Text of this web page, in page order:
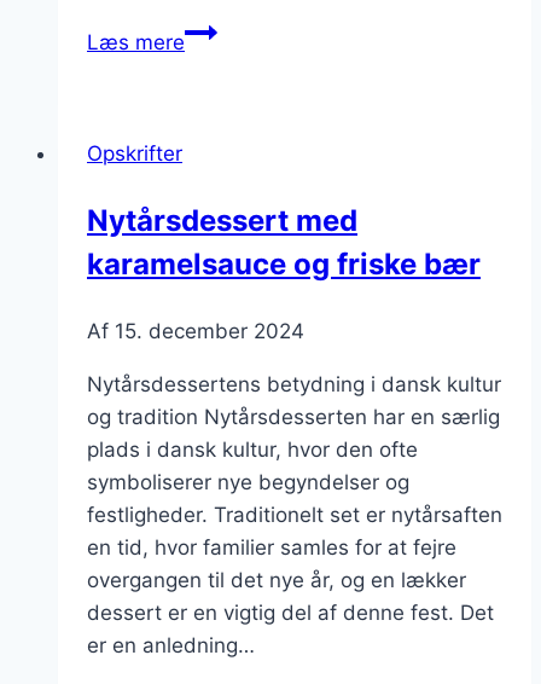
Læs mereNytårsdessert
Opskrifter
Nytårsdessert med
karamelsauce og friske bær
Af 15. december 2024
Nytårsdessertens betydning i dansk kultur
og tradition Nytårsdesserten har en særlig
plads i dansk kultur, hvor den ofte
symboliserer nye begyndelser og
festligheder. Traditionelt set er nytårsaften
en tid, hvor familier samles for at fejre
overgangen til det nye år, og en lækker
dessert er en vigtig del af denne fest. Det
er en anledning…